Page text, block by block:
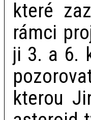
které
rámci
ji 3. a 6.
kterou